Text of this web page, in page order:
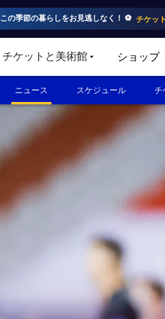
この季節の暮らしをお見逃しなく！ ⚽️ チケッ
チケットと美術館LABEL.SHARE.CARETDOWNショップ
ニュース スケジュール チ